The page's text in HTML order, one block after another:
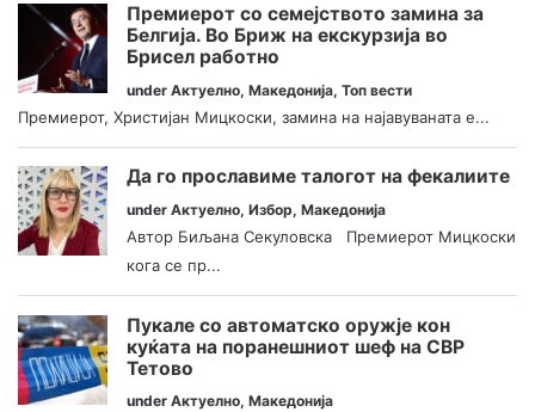
Премиерот со семејството замина за
Белгија. Во Бриж на екскурзија во
Брисел работно
under Актуелно, Македонија, Топ вести
Премиерот, Христијан Мицкоски, замина на најавуваната е...
Да го прославиме талогот на фекалиите
under Актуелно, Избор, Македонија
Автор Биљана Секуловска Премиерот Мицкоски
кога се пр...
Пукале со автоматско оружје кон
куќата на поранешниот шеф на СВР
Тетово
under Актуелно, Македонија